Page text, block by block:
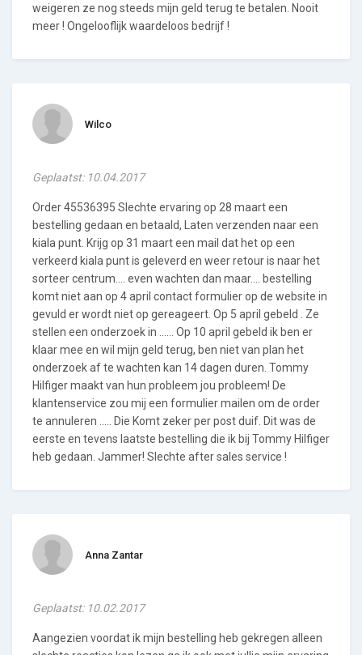
weigeren ze nog steeds mijn geld terug te betalen. Nooit
meer ! Ongelooflijk waardeloos bedrijf !
Wilco
Geplaatst: 10.04.2017
Order 45536395 Slechte ervaring op 28 maart een
bestelling gedaan en betaald, Laten verzenden naar een
kiala punt. Krijg op 31 maart een mail dat het op een
verkeerd kiala punt is geleverd en weer retour is naar het
sorteer centrum.... even wachten dan maar.... bestelling
komt niet aan op 4 april contact formulier op de website in
gevuld er wordt niet op gereageert. Op 5 april gebeld . Ze
stellen een onderzoek in ...... Op 10 april gebeld ik ben er
klaar mee en wil mijn geld terug, ben niet van plan het
onderzoek af te wachten kan 14 dagen duren. Tommy
Hilfiger maakt van hun probleem jou probleem! De
klantenservice zou mij een formulier mailen om de order
te annuleren ..... Die Komt zeker per post duif. Dit was de
eerste en tevens laatste bestelling die ik bij Tommy Hilfiger
heb gedaan. Jammer! Slechte after sales service !
Anna Zantar
Geplaatst: 10.02.2017
Aangezien voordat ik mijn bestelling heb gekregen alleen